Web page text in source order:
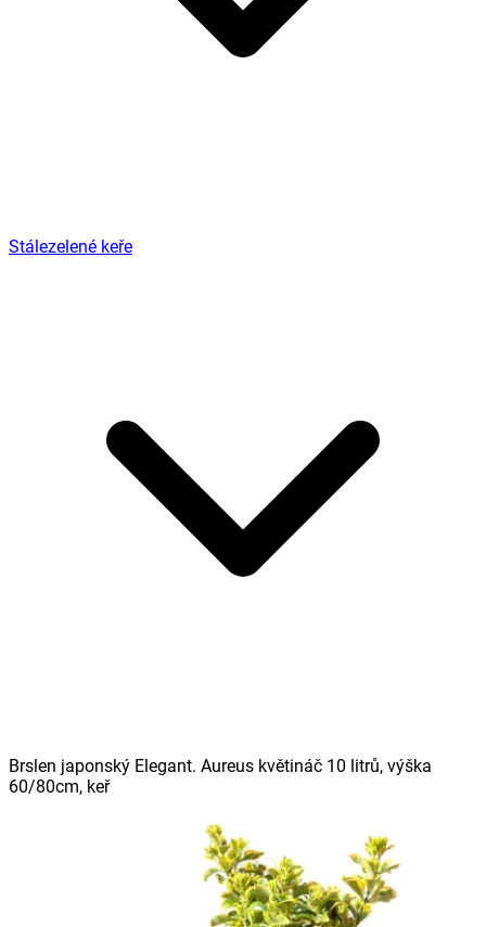
Stálezelené keře
Brslen japonský Elegant. Aureus květináč 10 litrů, výška
60/80cm, keř